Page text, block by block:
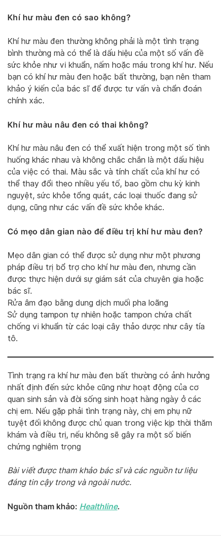
Khí hư màu đen có sao không?
Khí hư màu đen thường không phải là một tình trạng
bình thường mà có thể là dấu hiệu của một số vấn đề
sức khỏe như vi khuẩn, nấm hoặc máu trong khí hư. Nếu
bạn có khí hư màu đen hoặc bất thường, bạn nên tham
khảo ý kiến ​​của bác sĩ để được tư vấn và chẩn đoán
chính xác.
Khí hư màu nâu đen có thai không?
Khí hư màu nâu đen có thể xuất hiện trong một số tình
huống khác nhau và không chắc chắn là một dấu hiệu
của việc có thai. Màu sắc và tính chất của khí hư có
thể thay đổi theo nhiều yếu tố, bao gồm chu kỳ kinh
nguyệt, sức khỏe tổng quát, các loại thuốc đang sử
dụng, cũng như các vấn đề sức khỏe khác.
Có mẹo dân gian nào để điều trị khí hư màu đen?
Mẹo dân gian có thể được sử dụng như một phương
pháp điều trị bổ trợ cho khí hư màu đen, nhưng cần
được thực hiện dưới sự giám sát của chuyên gia hoặc
bác sĩ.
Rửa âm đạo bằng dung dịch muối pha loãng
Sử dụng tampon tự nhiên hoặc tampon chứa chất
chống vi khuẩn từ các loại cây thảo dược như cây tía
tô.
Tình trạng ra khí hư màu đen bất thường có ảnh hưởng
nhất định đến sức khỏe cũng như hoạt động của cơ
quan sinh sản và đời sống sinh hoạt hàng ngày ở các
chị em. Nếu gặp phải tình trạng này, chị em phụ nữ
tuyệt đối không được chủ quan trong việc kịp thời thăm
khám và điều trị, nếu không sẽ gây ra một số biến
chứng nghiêm trọng
Bài viết được tham khảo bác sĩ và các nguồn tư liệu
đáng tin cậy trong và ngoài nước.
Nguồn tham khảo: Healthline.